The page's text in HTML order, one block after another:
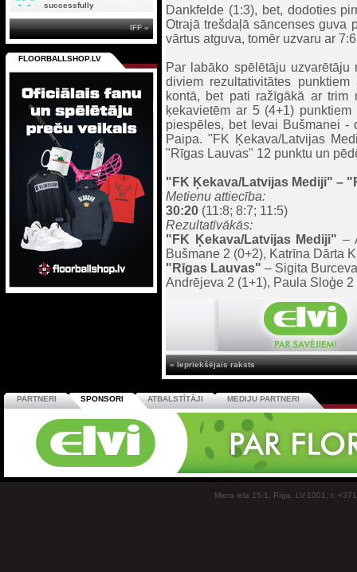
Dankfelde (1:3), bet, dodoties
Otrajā trešdaļā sāncenses guva
vārtus atguva, tomēr uzvaru ar
Par labāko spēlētāju
diviem rezultativitātes
kontā, bet pati ražīgākā ar trim
ķekavietēm ar 5 (4+1)
piespēles, bet Ievai Bušmanei -
Paipa. "FK Ķekava/Latvijas
"Rīgas Lauvas" 12 punktu un
"FK Ķekava/Latvijas Mediji" –
Metienu attiecība:
30:20 (11:8; 8:7; 11:5)
Rezultatīvākās:
"FK Ķekava/Latvijas Mediji" –
Bušmane 2 (0+2), Katrīna Dārta
"Rīgas Lauvas" – Sigita
Andrējeva 2 (1+1), Paula Sloģe
« Iepriekšējais raksts
successfully
IFF »
FLOORBALLSHOP.LV
PARTNERI SPONSORI ATBALSTĪTĀJI MEDIJU PARTNERI
Miera iela 15-1, Rīga, LV-1001, t: